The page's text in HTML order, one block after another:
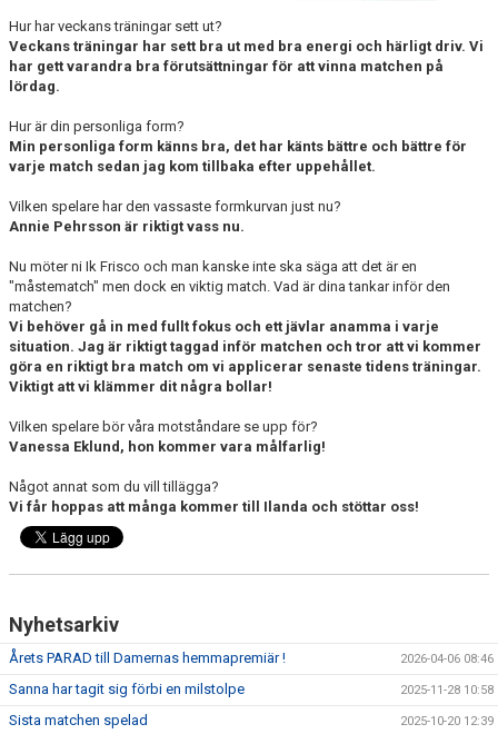
Hur har veckans träningar sett ut?
Veckans träningar har sett bra ut med bra energi och härligt driv. Vi
har gett varandra bra förutsättningar för att vinna matchen på
lördag.
Hur är din personliga form?
Min personliga form känns bra, det har känts bättre och bättre för
varje match sedan jag kom tillbaka efter uppehållet.
Vilken spelare har den vassaste formkurvan just nu?
Annie Pehrsson är riktigt vass nu.
Nu möter ni Ik Frisco och man kanske inte ska säga att det är en
"måstematch" men dock en viktig match. Vad är dina tankar inför den
matchen?
Vi behöver gå in med fullt fokus och ett jävlar anamma i varje
situation. Jag är riktigt taggad inför matchen och tror att vi kommer
göra en riktigt bra match om vi applicerar senaste tidens träningar.
Viktigt att vi klämmer dit några bollar!
Vilken spelare bör våra motståndare se upp för?
Vanessa Eklund, hon kommer vara målfarlig!
Något annat som du vill tillägga?
Vi får hoppas att många kommer till Ilanda och stöttar oss!
Nyhetsarkiv
Årets PARAD till Damernas hemmapremiär ! 2026-04-06 08:46
Sanna har tagit sig förbi en milstolpe 2025-11-28 10:58
Sista matchen spelad 2025-10-20 12:39